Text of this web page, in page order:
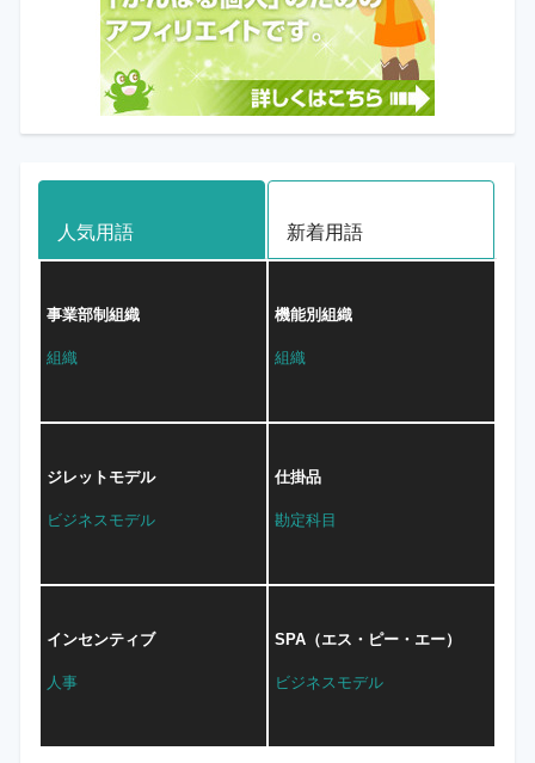
人気用語 新着用語
事業部制組織
組織
機能別組織
組織
ジレットモデル
ビジネスモデル
仕掛品
勘定科目
インセンティブ
人事
SPA（エス・ピー・エー）
ビジネスモデル